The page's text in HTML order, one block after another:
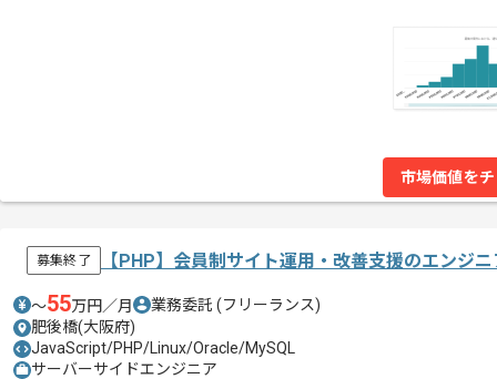
市場価値を
募集終了 【PHP】会員制サイト運用・改善支援のエンジ
〜55万円／月 業務委託 (フリーランス)
肥後橋(大阪府)
JavaScript/PHP/Linux/Oracle/MySQL
サーバーサイドエンジニア